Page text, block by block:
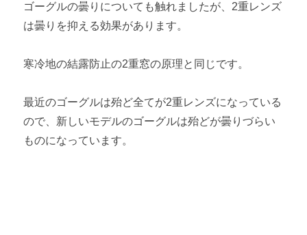
ゴーグルの曇りについても触れましたが、2重レンズ
は曇りを抑える効果があります。
寒冷地の結露防止の2重窓の原理と同じです。
最近のゴーグルは殆ど全てが2重レンズになっている
ので、新しいモデルのゴーグルは殆どが曇りづらい
ものになっています。